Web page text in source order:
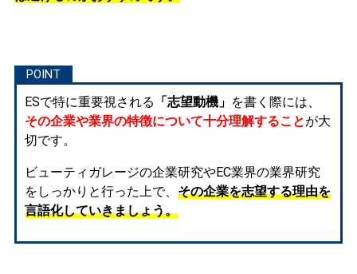
ESで特に重要視される 「志望動機」 を書く際には、
その企業や業界の特徴について十分理解することが大
切です。
ビューティガレージの企業研究やEC業界の業界研究
をしっかりと行った上で、 その企業を志望する理由を
言語化していきましょう。